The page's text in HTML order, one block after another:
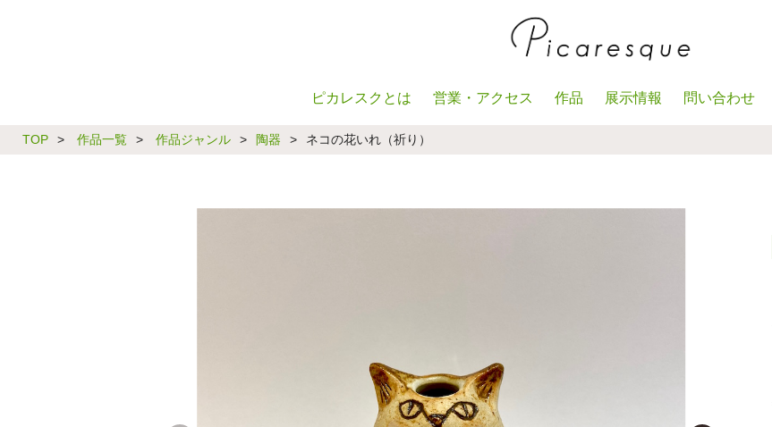
ピカレスクとは 営業・アクセス 作品 展示情報 問い合わせ
TOP > 作品一覧 > 作品ジャンル > 陶器 > ネコの花いれ（祈り）